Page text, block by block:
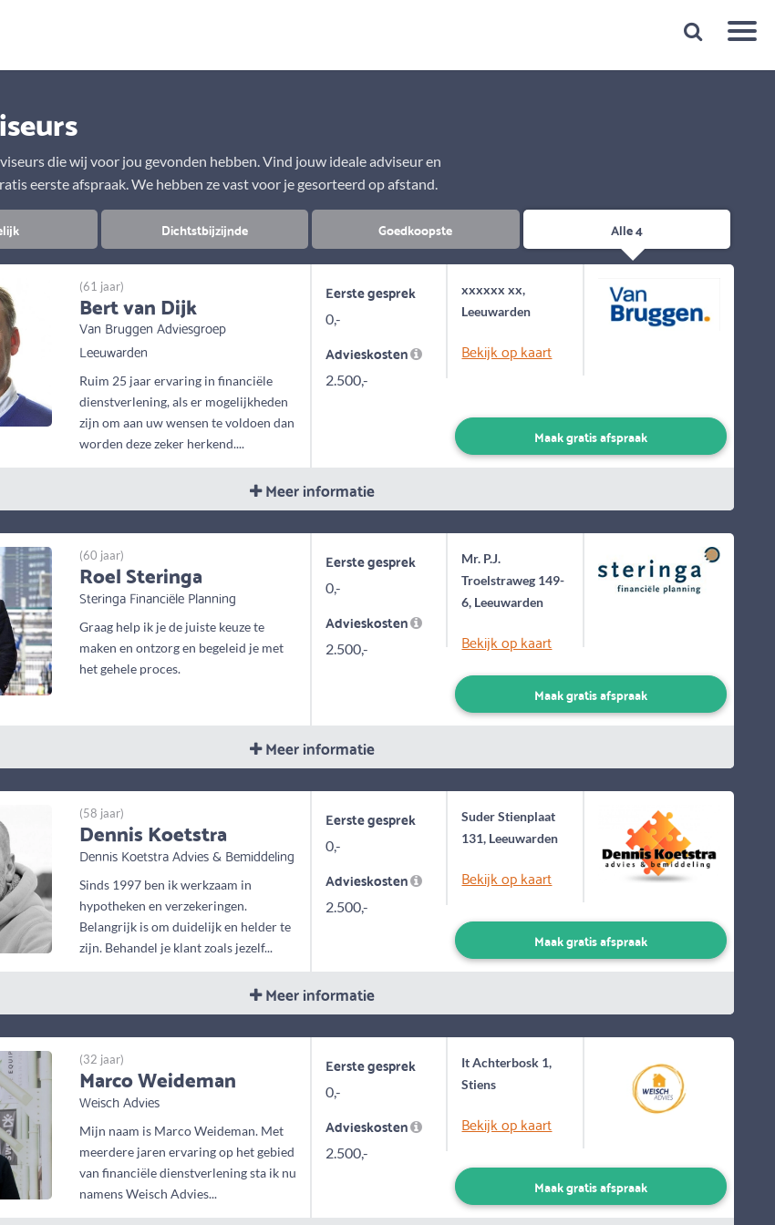
Plan een gratis 1e gesprek binnen 1 minuut
die wij voor jou gevonden hebben. Vind jouw ideale adviseur en
eerste afspraak. We hebben ze vast voor je gesorteerd op afstand.
Dichtstbijzijnde Goedkoopste Alle 4
(61 jaar)
Bert van Dijk
Van Bruggen Adviesgroep
Leeuwarden
Ruim 25 jaar ervaring in financiële
dienstverlening, als er mogelijkheden
zijn om aan uw wensen te voldoen dan
worden deze zeker herkend....
Eerste gesprek
0,-
Advieskosten
2.500,-
xxxxxx xx,
Leeuwarden
Bekijk op kaart
Maak gratis afspraak
Meer informatie
(60 jaar)
Roel Steringa
Steringa Financiële Planning
Graag help ik je de juiste keuze te
maken en ontzorg en begeleid je met
het gehele proces.
Eerste gesprek
0,-
Advieskosten
2.500,-
Mr. P.J.
Troelstraweg 149-
6, Leeuwarden
Bekijk op kaart
Maak gratis afspraak
Meer informatie
(58 jaar)
Dennis Koetstra
Dennis Koetstra Advies & Bemiddeling
Sinds 1997 ben ik werkzaam in
hypotheken en verzekeringen.
Belangrijk is om duidelijk en helder te
zijn. Behandel je klant zoals jezelf...
Eerste gesprek
0,-
Advieskosten
2.500,-
Suder Stienplaat
131, Leeuwarden
Bekijk op kaart
Maak gratis afspraak
Meer informatie
(32 jaar)
Marco Weideman
Weisch Advies
Mijn naam is Marco Weideman. Met
meerdere jaren ervaring op het gebied
van financiële dienstverlening sta ik nu
namens Weisch Advies...
Eerste gesprek
0,-
Advieskosten
2.500,-
It Achterbosk 1,
Stiens
Bekijk op kaart
Maak gratis afspraak